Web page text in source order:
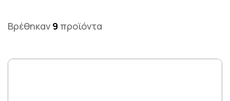
Βρέθηκαν 9 προϊόντα